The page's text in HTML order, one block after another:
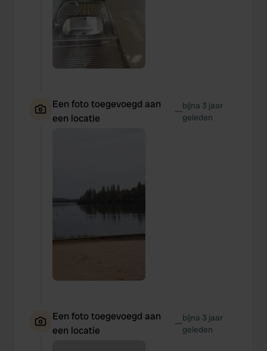
Een foto toegevoegd aan
een locatie
—bijna 3 jaar
geleden
Een foto toegevoegd aan
een locatie
—bijna 3 jaar
geleden